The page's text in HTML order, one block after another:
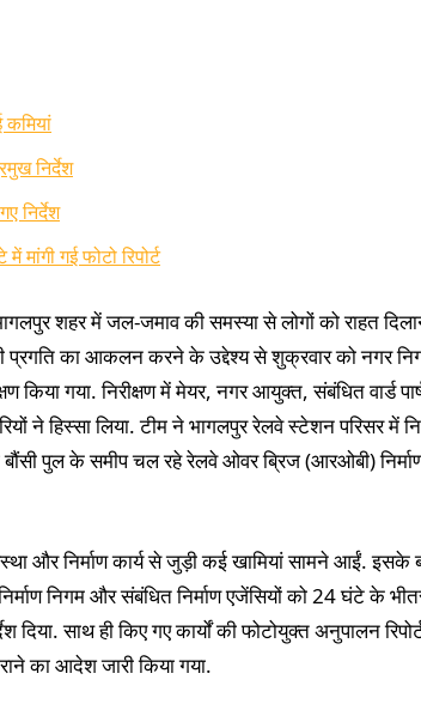
कमियां
निर्देश
निर्देश
मांगी गई फोटो रिपोर्ट
शहर में जल-जमाव की समस्या से लोगों को राहत
प्रगति का आकलन करने के उद्देश्य से शुक्रवार को नगर
किया गया. निरीक्षण में मेयर, नगर आयुक्त, संबंधित वार्ड
ने हिस्सा लिया. टीम ने भागलपुर रेलवे स्टेशन परिसर में
पुल के समीप चल रहे रेलवे ओवर ब्रिज (आरओबी)
और निर्माण कार्य से जुड़ी कई खामियां सामने आईं. इसके
निगम और संबंधित निर्माण एजेंसियों को 24 घंटे के
दिया. साथ ही किए गए कार्यों की फोटोयुक्त अनुपालन
का आदेश जारी किया गया.